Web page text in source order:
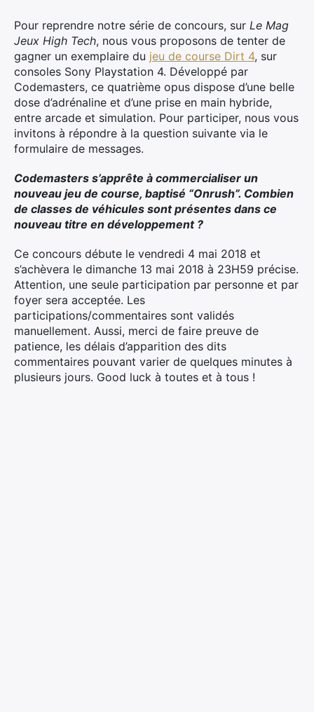
Pour reprendre notre série de concours, sur Le Mag
Jeux High Tech, nous vous proposons de tenter de
gagner un exemplaire du jeu de course Dirt 4, sur
consoles Sony Playstation 4. Développé par
Codemasters, ce quatrième opus dispose d’une belle
dose d’adrénaline et d’une prise en main hybride,
entre arcade et simulation. Pour participer, nous vous
invitons à répondre à la question suivante via le
formulaire de messages.
Codemasters s’apprête à commercialiser un
nouveau jeu de course, baptisé “Onrush”. Combien
de classes de véhicules sont présentes dans ce
nouveau titre en développement ?
Ce concours débute le vendredi 4 mai 2018 et
s’achèvera le dimanche 13 mai 2018 à 23H59 précise.
Attention, une seule participation par personne et par
foyer sera acceptée. Les
participations/commentaires sont validés
manuellement. Aussi, merci de faire preuve de
patience, les délais d’apparition des dits
commentaires pouvant varier de quelques minutes à
plusieurs jours. Good luck à toutes et à tous !